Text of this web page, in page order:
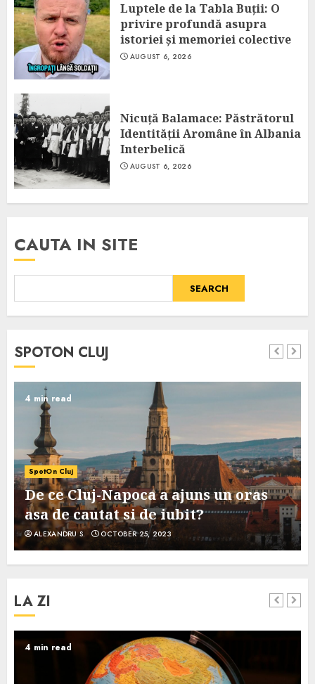
Luptele de la Tabla Buții: O
privire profundă asupra
istoriei și memoriei colective
AUGUST 6, 2026
Nicuță Balamace: Păstrătorul
Identității Aromâne în Albania
Interbelică
AUGUST 6, 2026
CAUTA IN SITE
SEARCH
SPOTON CLUJ
4 min read
SpotOn Cluj
De ce Cluj-Napoca a ajuns un oras
asa de cautat si de iubit?
ALEXANDRU S. OCTOBER 25, 2023
LA ZI
4 min read